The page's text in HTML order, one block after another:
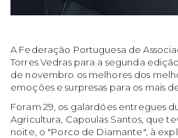
A Federação Portuguesa de
Torres Vedras para a segunda
de novembro os melhores dos
emoções e surpresas para os mais
Foram 29, os galardões entregues
Agricultura, Capoulas Santos, que
noite, o "Porco de Diamante", à